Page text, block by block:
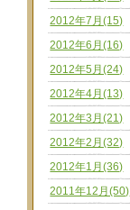
2012年7月(15)
2012年6月(16)
2012年5月(24)
2012年4月(13)
2012年3月(21)
2012年2月(32)
2012年1月(36)
2011年12月(50)